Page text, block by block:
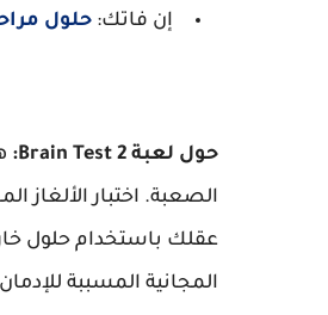
إن فاتك: حلول
حول لعبة Brain Test 2:
الصعبة. اختبار الألغاز
عقلك باستخدام حلول
المجانية المسببة